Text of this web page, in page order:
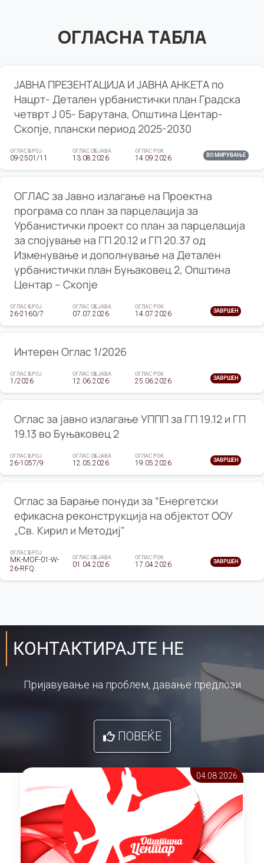
ОГЛАСНА ТАБЛА
ЈАВНА ПРЕЗЕНТАЦИЈА И ЈАВНА АНКЕТА по
Нацрт- Детален урбанистички план Градска
четврт Ј 05- Барутана, Општина Центар-
Скопје, плански период 2025-2030
ОГЛАС БРОЈ
09-2501/11
ОГЛАС ОБЈАВА
13.08.2026
ОГЛАС РОК
14.09.2026 ВО МИРУВАЊЕ
ОГЛАС за Јавно излагање на Проектна
програма со план за парцелација за
Урбанистички проект со план за парцелација
за спојување на ГП 20.12 и ГП 20.37 од
Изменување и дополнување на Детален
урбанистички план Буњаковец 2, Општина
Центар – Скопје
ОГЛАС БРОЈ
26-2160/7
ОГЛАС ОБЈАВА
07.07.2026
ОГЛАС РОК
14.07.2026 ЗАВРШЕН
Интерен Оглас 1/2026
ОГЛАС БРОЈ
1/2026
ОГЛАС ОБЈАВА
12.06.2026
ОГЛАС РОК
25.06.2026 ЗАВРШЕН
Оглас за јавно излагање УППП за ГП 19.12 и ГП
19.13 во Буњаковец 2
ОГЛАС БРОЈ
26-1057/9
ОГЛАС ОБЈАВА
12.05.2026
ОГЛАС РОК
19.05.2026 ЗАВРШЕН
Оглас за Барање понуди за “Енергетски
ефикасна реконструкција на објектот ООУ
„Св. Кирил и Методиј"
ОГЛАС БРОЈ
MK-MOF-01-W-
26-RFQ.
ОГЛАС ОБЈАВА
01.04.2026
ОГЛАС РОК
17.04.2026 ЗАВРШЕН
КОНТАКТИРАЈТЕ НЕ
Пријавување на проблем, давање предлози
ПОВЕЌЕ
04.08 2026